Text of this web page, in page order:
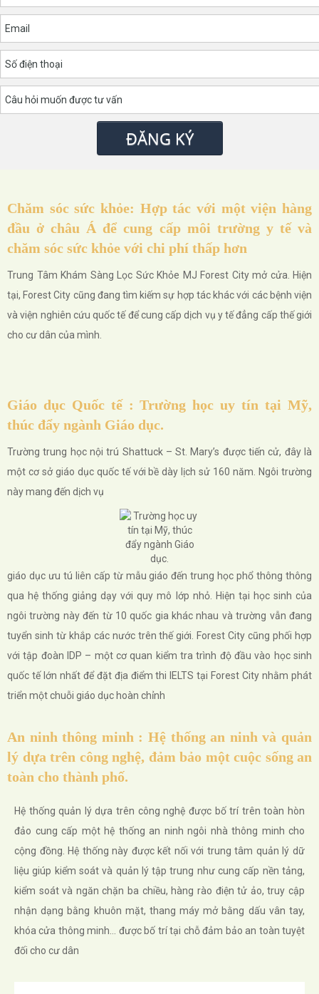
ĐĂNG KÝ
Chăm sóc sức khỏe: Hợp tác với một viện hàng
đầu ở châu Á để cung cấp môi trường y tế và
chăm sóc sức khỏe với chi phí thấp hơn
Trung Tâm Khám Sàng Lọc Sức Khỏe MJ Forest City mở cửa. Hiện
tại, Forest City cũng đang tìm kiếm sự hợp tác khác với các bệnh viện
và viện nghiên cứu quốc tế để cung cấp dịch vụ y tế đẳng cấp thế giới
cho cư dân của mình.
Giáo dục Quốc tế : Trường học uy tín tại Mỹ,
thúc đẩy ngành Giáo dục.
Trường trung học nội trú Shattuck – St. Mary’s được tiến cử, đây là
một cơ sở giáo dục quốc tế với bề dày lịch sử 160 năm. Ngôi trường
này mang đến dịch vụ
giáo dục ưu tú liên cấp từ mẫu giáo đến trung học phổ thông thông
qua hệ thống giảng dạy với quy mô lớp nhỏ. Hiện tại học sinh của
ngôi trường này đến từ 10 quốc gia khác nhau và trường vẫn đang
tuyển sinh từ khắp các nước trên thế giới. Forest City cũng phối hợp
với tập đoàn IDP – một cơ quan kiểm tra trình độ đầu vào học sinh
quốc tế lớn nhất để đặt địa điểm thi IELTS tại Forest City nhằm phát
triển một chuỗi giáo dục hoàn chỉnh
An ninh thông minh : Hệ thống an ninh và quản
lý dựa trên công nghệ, đảm bảo một cuộc sống an
toàn cho thành phố.
Hệ thống quản lý dựa trên công nghệ được bố trí trên toàn hòn
đảo cung cấp một hệ thống an ninh ngôi nhà thông minh cho
cộng đồng. Hệ thống này được kết nối với trung tâm quản lý dữ
liệu giúp kiểm soát và quản lý tập trung như cung cấp nền tảng,
kiểm soát và ngăn chặn ba chiều, hàng rào điện tử ảo, truy cập
nhận dạng bằng khuôn mặt, thang máy mở bằng dấu vân tay,
khóa cửa thông minh… được bố trí tại chỗ đảm bảo an toàn tuyệt
đối cho cư dân